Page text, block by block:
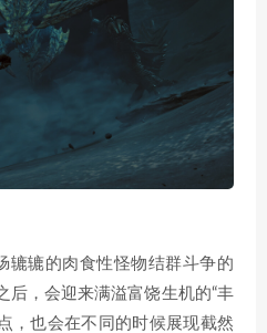
辘辘的肉食性怪物结群斗争的
后，会迎来满溢富饶生机的“丰
，也会在不同的时候展现截然